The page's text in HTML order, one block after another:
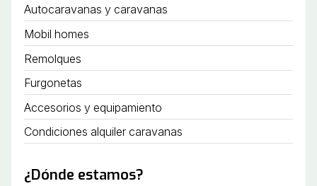
Autocaravanas y caravanas
Mobil homes
Remolques
Furgonetas
Accesorios y equipamiento
Condiciones alquiler caravanas
¿Dónde estamos?